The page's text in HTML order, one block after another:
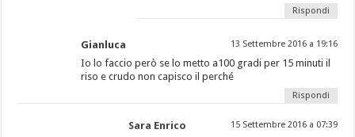
Rispondi
Gianluca 13 Settembre 2016 a 19:16
Io lo faccio però se lo metto a100 gradi per 15 minuti il
riso e crudo non capisco il perché
Rispondi
Sara Enrico 15 Settembre 2016 a 07:39